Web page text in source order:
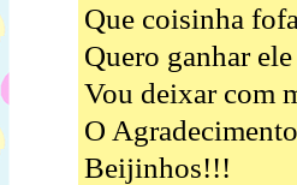
Que coisinha
Quero ganhar
Vou deixar com
O
Beijinhos!!!